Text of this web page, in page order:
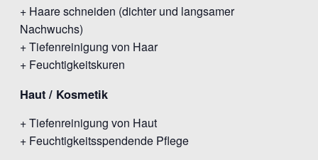
+ Haare schneiden (dichter und langsamer
Nachwuchs)
+ Tiefenreinigung von Haar
+ Feuchtigkeitskuren
Haut / Kosmetik
+ Tiefenreinigung von Haut
+ Feuchtigkeitsspendende Pflege